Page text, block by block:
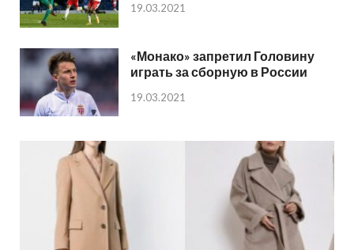
19.03.2021
«Монако» запретил Головину
играть за сборную в России
19.03.2021